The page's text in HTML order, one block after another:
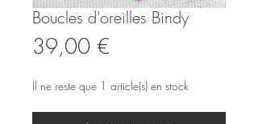
Boucles d'oreilles Bindy
39,00 €
Il ne reste que 1 article(s) en stock